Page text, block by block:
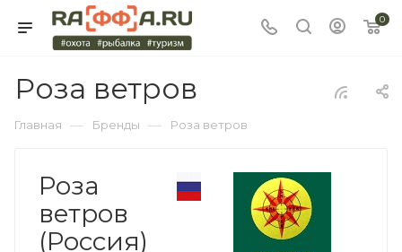
0
Роза ветров
Главная — Бренды — Роза ветров
Роза
ветров
(Россия)